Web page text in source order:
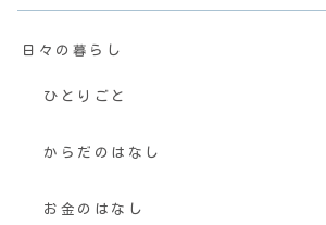
日々の暮らし
ひとりごと
からだのはなし
お金のはなし